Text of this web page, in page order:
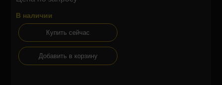
В наличии
Купить сейчас
Добавить в корзину